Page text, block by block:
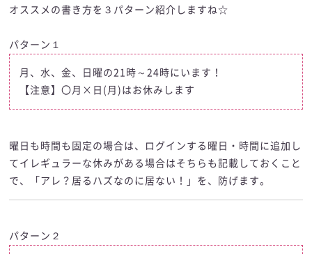
オススメの書き方を３パターン紹介しますね☆
パターン１
月、水、金、日曜の21時～24時にいます！
【注意】〇月×日(月)はお休みします
曜日も時間も固定の場合は、ログインする曜日・時間に追加し
てイレギュラーな休みがある場合はそちらも記載しておくこと
で、「アレ？居るハズなのに居ない！」を、防げます。
パターン２